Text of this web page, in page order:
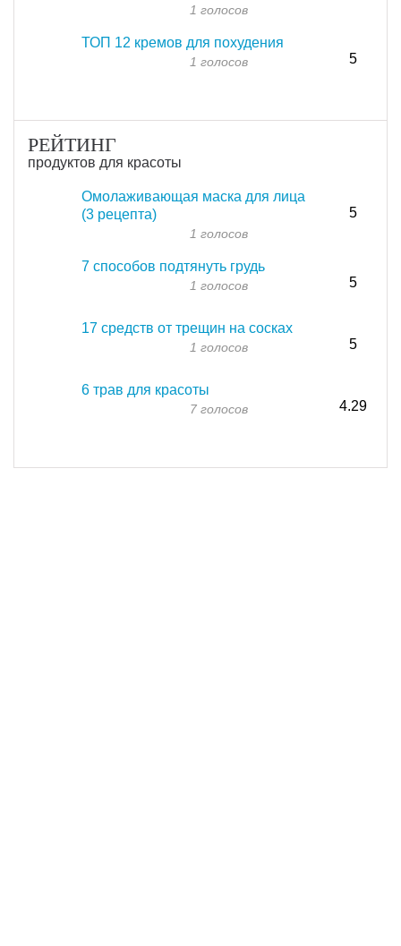
1 голосов
ТОП 12 кремов для похудения
1 голосов 5
РЕЙТИНГ
продуктов для красоты
Омолаживающая маска для лица
(3 рецепта)
1 голосов
5
7 способов подтянуть грудь
1 голосов 5
17 средств от трещин на сосках
1 голосов 5
6 трав для красоты
7 голосов 4.29